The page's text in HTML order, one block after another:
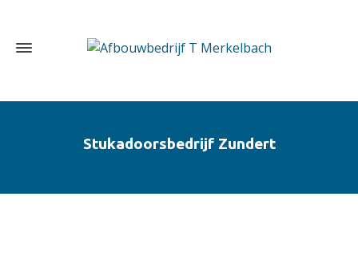
Stukadoorsbedrijf Zundert